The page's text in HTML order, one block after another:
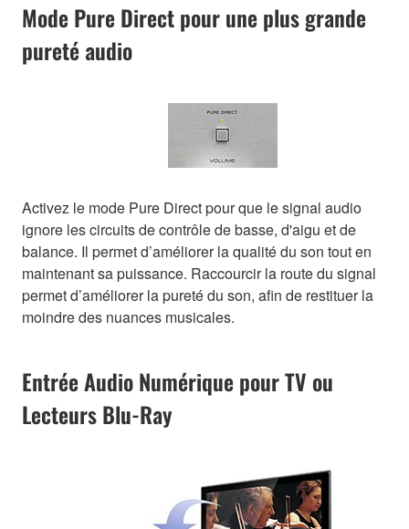
Mode Pure Direct pour une plus grande
pureté audio
Activez le mode Pure Direct pour que le signal audio
ignore les circuits de contrôle de basse, d'aigu et de
balance. Il permet d’améliorer la qualité du son tout en
maintenant sa puissance. Raccourcir la route du signal
permet d’améliorer la pureté du son, afin de restituer la
moindre des nuances musicales.
Entrée Audio Numérique pour TV ou
Lecteurs Blu-Ray